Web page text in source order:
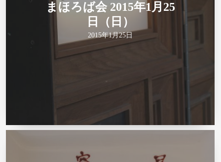
まほろば会 2015年1月25
日（日）
2015年1月25日